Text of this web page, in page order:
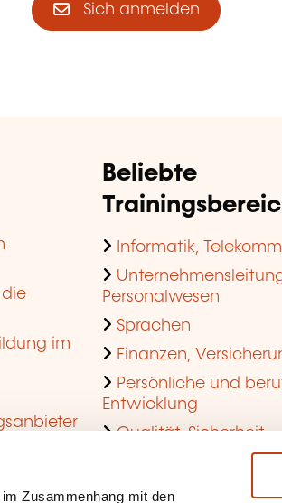
Zusammenhang mit den
Sich anmelden
im
Beliebte
Informatik,
Personalwesen
Sprachen
Finanzen,
Persönliche und
Entwicklung
Qualität, Sicherheit